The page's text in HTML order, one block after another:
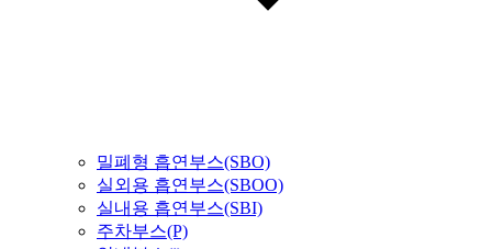
밀폐형 흡연부스(SBO)
실외용 흡연부스(SBOO)
실내용 흡연부스(SBI)
주차부스(P)